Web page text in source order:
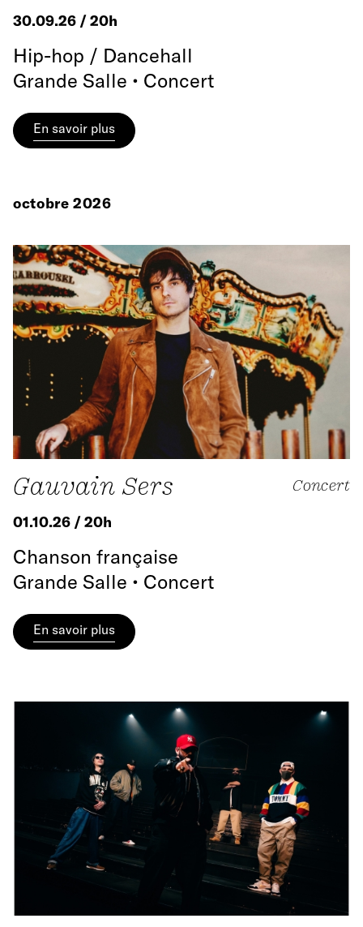
30.09.26 / 20h
Hip-hop / Dancehall
Grande Salle • Concert
En savoir plus
octobre 2026
Gauvain Sers Concert
01.10.26 / 20h
Chanson française
Grande Salle • Concert
En savoir plus